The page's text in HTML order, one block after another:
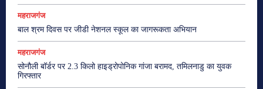
महराजगंज
बाल श्रम दिवस पर जीडी नेशनल स्कूल का जागरूकता अभियान
महराजगंज
सोनौली बॉर्डर पर 2.3 किलो हाइड्रोपोनिक गांजा बरामद, तमिलनाडु का युवक
गिरफ्तार